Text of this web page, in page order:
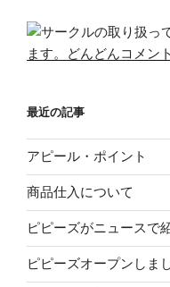
最近の記事
アピール・ポイント
商品仕入について
ピピーズがニュースで
ピピーズオープンしま